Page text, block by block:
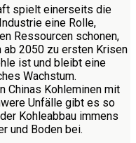
spielt einerseits die
eine Rolle,
Ressourcen schonen,
ab 2050 zu ersten Krisen
ist und bleibt eine
Wachstum.
Chinas Kohleminen mit
Unfälle gibt es so
Kohleabbau immens
und Boden bei.